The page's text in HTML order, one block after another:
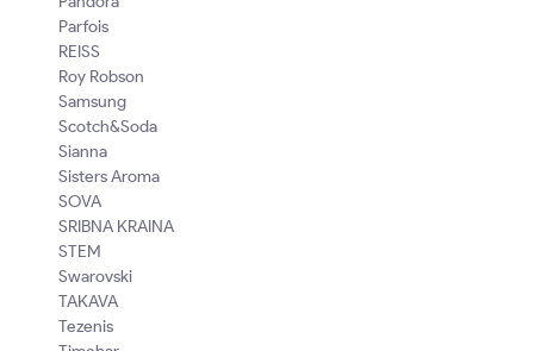
Parfois
REISS
Roy Robson
Samsung
Scotch&Soda
Sianna
Sisters Aroma
SOVA
SRIBNA KRAINA
STEM
Swarovski
TAKAVA
Tezenis